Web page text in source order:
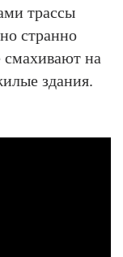
трассы
странно
смахивают на
здания.